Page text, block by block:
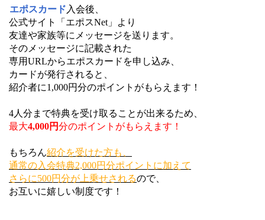
エポスカード 入会後、
公式サイト「エポスNet」より
友達や家族等にメッセージを送ります。
そのメッセージに記載された
専用URLからエポスカードを申し込み、
カードが発行されると、
紹介者に1,000円分のポイントがもらえます！
4人分まで特典を受け取ることが出来るため、
最大4,000円分のポイントがもらえます！
もちろん紹介を受けた方も、
通常の入会特典2,000円分ポイントに加えて
さらに500円分が上乗せされるので、
お互いに嬉しい制度です！